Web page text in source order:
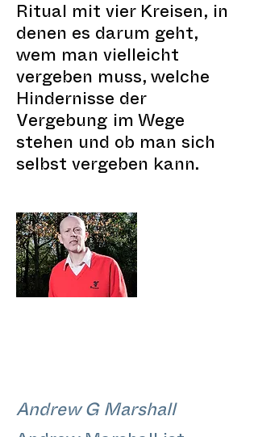
Ritual mit vier Kreisen, in
denen es darum geht,
wem man vielleicht
vergeben muss, welche
Hindernisse der
Vergebung im Wege
stehen und ob man sich
selbst vergeben kann.
Andrew G Marshall